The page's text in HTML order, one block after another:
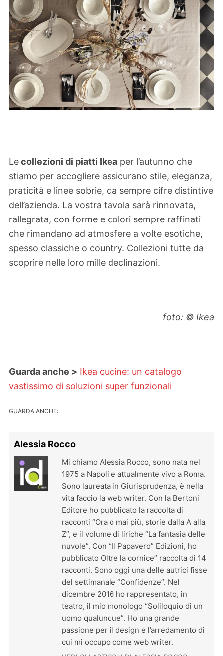
Lecollezioni di piatti Ikea per l’autunno che
stiamo per accogliere assicurano stile, eleganza,
praticità e linee sobrie, da sempre cifre distintive
dell’azienda. La vostra tavola sarà rinnovata,
rallegrata, con forme e colori sempre raffinati
che rimandano ad atmosfere a volte esotiche,
spesso classiche o country. Collezioni tutte da
scoprire nelle loro mille declinazioni.
foto: © Ikea
Guarda anche > Ikea cucine: un catalogo
vastissimo di soluzioni super funzionali
GUARDA ANCHE:
Alessia Rocco
Mi chiamo Alessia Rocco, sono nata nel
1975 a Napoli e attualmente vivo a Roma.
Sono laureata in Giurisprudenza, è nella
vita faccio la web writer. Con la Bertoni
Editore ho pubblicato la raccolta di
racconti “Ora o mai più, storie dalla A alla
Z”, e il volume di liriche “La fantasia delle
nuvole”. Con “Il Papavero” Edizioni, ho
pubblicato Oltre la cornice” raccolta di 14
racconti. Sono oggi una delle autrici fisse
del settimanale “Confidenze”. Nel
dicembre 2016 ho rappresentato, in
teatro, il mio monologo “Soliloquio di un
uomo qualunque”. Ho una grande
passione per il design e l’arredamento di
cui mi occupo come web writer.